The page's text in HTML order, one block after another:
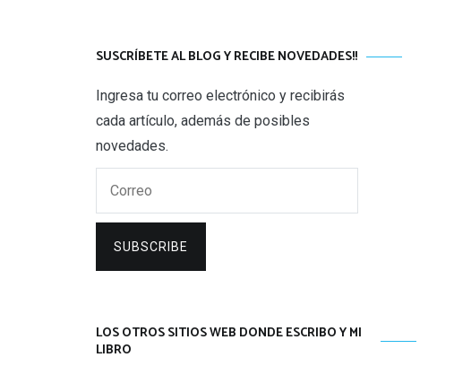
SUSCRÍBETE AL BLOG Y RECIBE NOVEDADES!!
Ingresa tu correo electrónico y recibirás
cada artículo, además de posibles
novedades.
SUBSCRIBE
LOS OTROS SITIOS WEB DONDE ESCRIBO Y MI
LIBRO